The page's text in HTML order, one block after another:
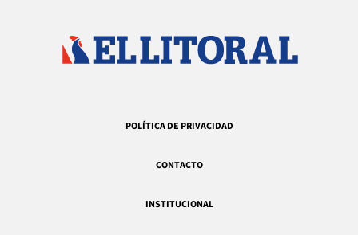
POLÍTICA DE PRIVACIDAD
CONTACTO
INSTITUCIONAL